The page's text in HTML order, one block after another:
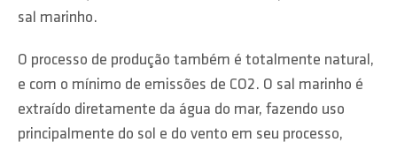
sal marinho.
O processo de produção também é totalmente natural,
e com o mínimo de emissões de CO2. O sal marinho é
extraído diretamente da água do mar, fazendo uso
principalmente do sol e do vento em seu processo,